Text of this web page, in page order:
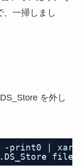
、一掃しまし
を外し
-print0 |
.DS_Store